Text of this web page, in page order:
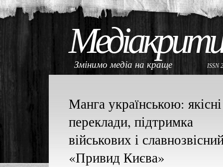
Змінимо медіа на краще ISSN
Манга українською: якісні
переклади, підтримка
військових і
«Привид Києва»